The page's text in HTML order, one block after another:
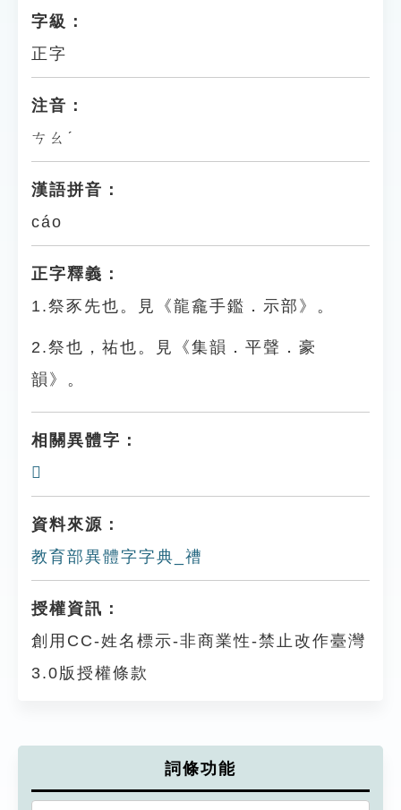
字級：
正字
注音：
ㄘㄠˊ
漢語拼音：
cáo
正字釋義：
1.祭豕先也。見《龍龕手鑑．示部》。
2.祭也，祐也。見《集韻．平聲．豪
韻》。
相關異體字：
𥛼
資料來源：
教育部異體字字典_䄚
授權資訊：
創用CC-姓名標示-非商業性-禁止改作臺灣
3.0版授權條款
詞條功能